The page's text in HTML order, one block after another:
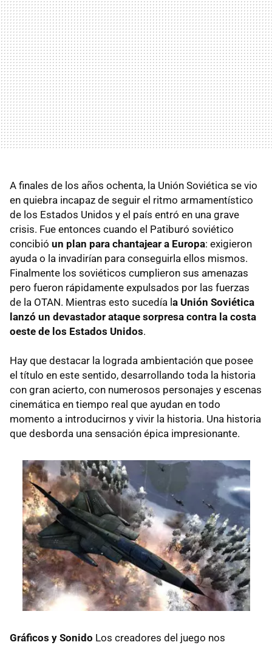
A finales de los años ochenta, la Unión Soviética se vio
en quiebra incapaz de seguir el ritmo armamentístico
de los Estados Unidos y el país entró en una grave
crisis. Fue entonces cuando el Patiburó soviético
concibió un plan para chantajear a Europa: exigieron
ayuda o la invadirían para conseguirla ellos mismos.
Finalmente los soviéticos cumplieron sus amenazas
pero fueron rápidamente expulsados por las fuerzas
de la OTAN. Mientras esto sucedía l a Unión Soviética
lanzó un devastador ataque sorpresa contra la costa
oeste de los Estados Unidos.
Hay que destacar la lograda ambientación que posee
el título en este sentido, desarrollando toda la historia
con gran acierto, con numerosos personajes y escenas
cinemática en tiempo real que ayudan en todo
momento a introducirnos y vivir la historia. Una historia
que desborda una sensación épica impresionante.
Gráficos y Sonido Los creadores del juego nos